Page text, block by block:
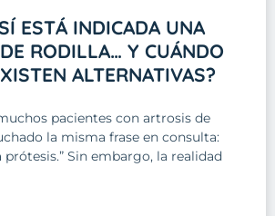
ESTÁ INDICADA UNA
RODILLA… Y CUÁNDO
ALTERNATIVAS?
pacientes con artrosis de
la misma frase en consulta:
prótesis.” Sin embargo, la realidad